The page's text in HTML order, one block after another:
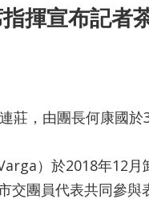
揮宣布記者
莊，由團長何康國
）於2018年12
交團員代表共同參